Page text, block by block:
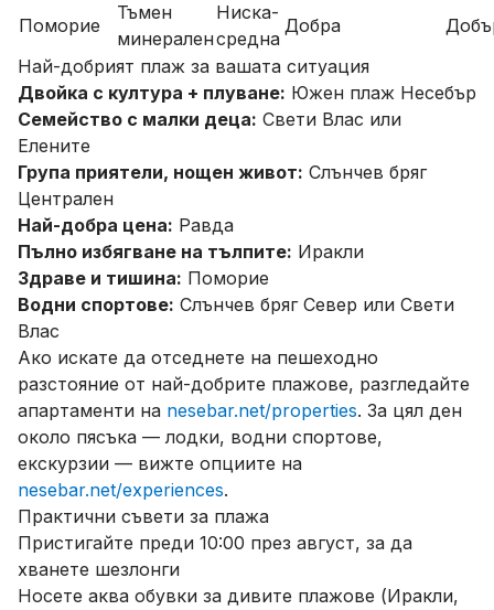
Поморие
Тъмен
минерален
Ниска-
средна
Добра
Най-добрият плаж за вашата ситуация
Двойка с култура + плуване: Южен плаж Несебър
Семейство с малки деца: Свети Влас или
Елените
Група приятели, нощен живот: Слънчев бряг
Централен
Най-добра цена: Равда
Пълно избягване на тълпите: Иракли
Здраве и тишина: Поморие
Водни спортове: Слънчев бряг Север или Свети
Влас
Ако искате да отседнете на пешеходно
разстояние от най-добрите плажове, разгледайте
апартаменти на nesebar.net/properties. За цял ден
около пясъка — лодки, водни спортове,
екскурзии — вижте опциите на
nesebar.net/experiences.
Практични съвети за плажа
Пристигайте преди 10:00 през август, за да
хванете шезлонги
Носете аква обувки за дивите плажове (Иракли,